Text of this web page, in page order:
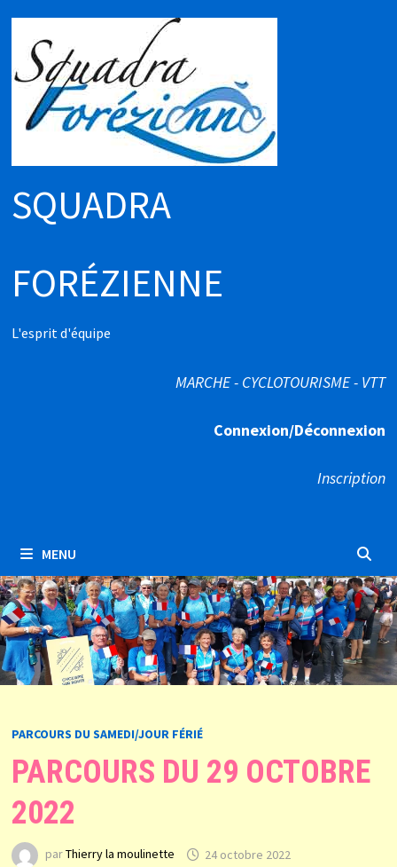
contenu
SQUADRA
FORÉZIENNE
L'esprit d'équipe
MARCHE - CYCLOTOURISME - VTT
Connexion/Déconnexion
Inscription
MENU
PARCOURS DU SAMEDI/JOUR FÉRIÉ
PARCOURS DU 29 OCTOBRE
2022
parThierry la moulinette 24 octobre 2022